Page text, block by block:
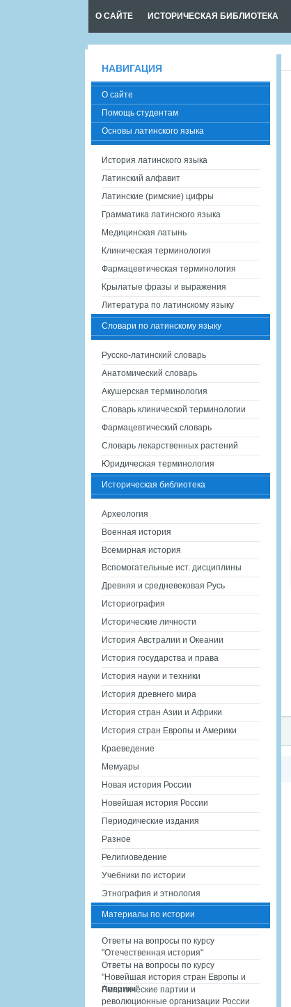
О САЙТЕ ИСТОРИЧЕСКАЯ БИБЛИОТЕКА
НАВИГАЦИЯ
О сайте
Помощь студентам
Основы латинского языка
История латинского языка
Латинский алфавит
Латинские (римские) цифры
Грамматика латинского языка
Медицинская латынь
Клиническая терминология
Фармацевтическая терминология
Крылатые фразы и выражения
Литература по латинскому языку
Словари по латинскому языку
Русско-латинский словарь
Анатомический словарь
Акушерская терминология
Словарь клинической терминологии
Фармацевтический словарь
Словарь лекарственных растений
Юридическая терминология
Историческая библиотека
Археология
Военная история
Всемирная история
Вспомогательные ист. дисциплины
Древняя и средневековая Русь
Историография
Исторические личности
История Австралии и Океании
История государства и права
История науки и техники
История древнего мира
История стран Азии и Африки
История стран Европы и Америки
Краеведение
Мемуары
Новая история России
Новейшая история России
Периодические издания
Разное
Религиоведение
Учебники по истории
Этнография и этнология
Материалы по истории
Ответы на вопросы по курсу
"Отечественная история"
Ответы на вопросы по курсу
"Новейшая история стран Европы и
Америки"
Политические партии и
революционные организации России